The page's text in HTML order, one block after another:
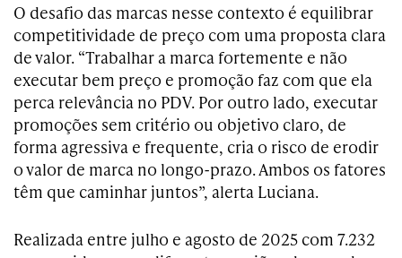
O desafio das marcas nesse contexto é equilibrar
competitividade de preço com uma proposta clara
de valor. “Trabalhar a marca fortemente e não
executar bem preço e promoção faz com que ela
perca relevância no PDV. Por outro lado, executar
promoções sem critério ou objetivo claro, de
forma agressiva e frequente, cria o risco de erodir
o valor de marca no longo-prazo. Ambos os fatores
têm que caminhar juntos”, alerta Luciana.
Realizada entre julho e agosto de 2025 com 7.232